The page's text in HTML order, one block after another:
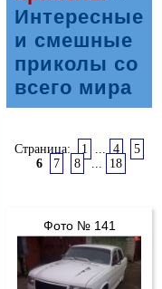
Интересные
и смешные
приколы со
всего мира
Страница: 1 ... 4
5
6
7 8 ... 18
Фото № 141